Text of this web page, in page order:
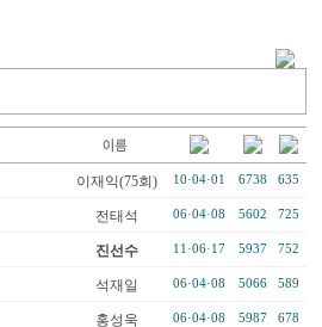
이재익(75회) 10·04·01 6738 635
전태석 06·04·08 5602 725
진선수 11·06·17 5937 752
석재일 06·04·08 5066 589
홍성욱 06·04·08 5987 678